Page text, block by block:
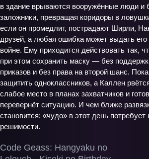
Code Geass: Hangyaku no
в здание врываются вооружённые люди и
заложники, превращая коридоры в
если он промедлит, пострадают Ширли,
друзей, а любая ошибка может выдать
войне. Ему приходится действовать так,
при этом сохранить маску — без
приказов и без права на второй шанс.
защитить одноклассников, а Каллен
слабое место в планах захватчиков и
перевернёт ситуацию. И чем ближе
становится: «чудо» в этот день
решимости.